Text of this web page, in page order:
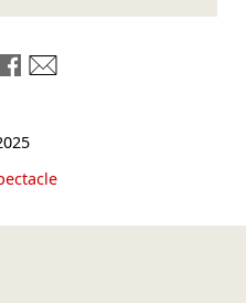
sur LinkedIn
sur Mastodon
Partager sur Bluesky
Partager sur Facebook